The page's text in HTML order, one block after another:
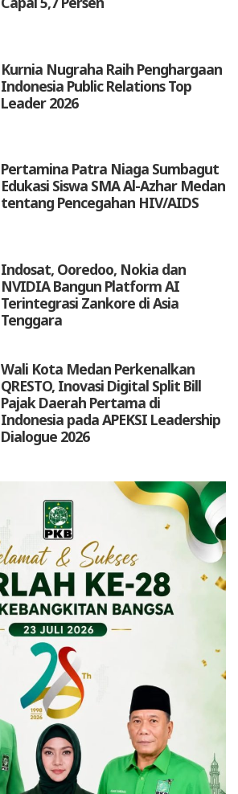
Kurnia Nugraha Raih Penghargaan
Indonesia Public Relations Top
Leader 2026
Pertamina Patra Niaga Sumbagut
Edukasi Siswa SMA Al-Azhar Medan
tentang Pencegahan HIV/AIDS
Indosat, Ooredoo, Nokia dan
NVIDIA Bangun Platform AI
Terintegrasi Zankore di Asia
Tenggara
Wali Kota Medan Perkenalkan
QRESTO, Inovasi Digital Split Bill
Pajak Daerah Pertama di
Indonesia pada APEKSI Leadership
Dialogue 2026